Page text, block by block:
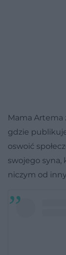
Mama Artema
gdzie
oswoić
swojego syna,
niczym od